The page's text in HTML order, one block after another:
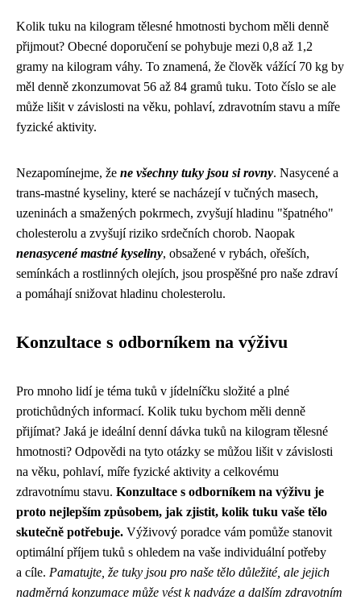
Kolik tuku na kilogram tělesné hmotnosti bychom měli denně
přijmout? Obecné doporučení se pohybuje mezi 0,8 až 1,2
gramy na kilogram váhy. To znamená, že člověk vážící 70 kg by
měl denně zkonzumovat 56 až 84 gramů tuku. Toto číslo se ale
může lišit v závislosti na věku, pohlaví, zdravotním stavu a míře
fyzické aktivity.
Nezapomínejme, že ne všechny tuky jsou si rovny. Nasycené a
trans-mastné kyseliny, které se nacházejí v tučných masech,
uzeninách a smažených pokrmech, zvyšují hladinu "špatného"
cholesterolu a zvyšují riziko srdečních chorob. Naopak
nenasycené mastné kyseliny, obsažené v rybách, ořeších,
semínkách a rostlinných olejích, jsou prospěšné pro naše zdraví
a pomáhají snižovat hladinu cholesterolu.
Konzultace s odborníkem na výživu
Pro mnoho lidí je téma tuků v jídelníčku složité a plné
protichůdných informací. Kolik tuku bychom měli denně
přijímat? Jaká je ideální denní dávka tuků na kilogram tělesné
hmotnosti? Odpovědi na tyto otázky se můžou lišit v závislosti
na věku, pohlaví, míře fyzické aktivity a celkovému
zdravotnímu stavu. Konzultace s odborníkem na výživu je
proto nejlepším způsobem, jak zjistit, kolik tuku vaše tělo
skutečně potřebuje. Výživový poradce vám pomůže stanovit
optimální příjem tuků s ohledem na vaše individuální potřeby
a cíle. Pamatujte, že tuky jsou pro naše tělo důležité, ale jejich
nadměrná konzumace může vést k nadváze a dalším zdravotním